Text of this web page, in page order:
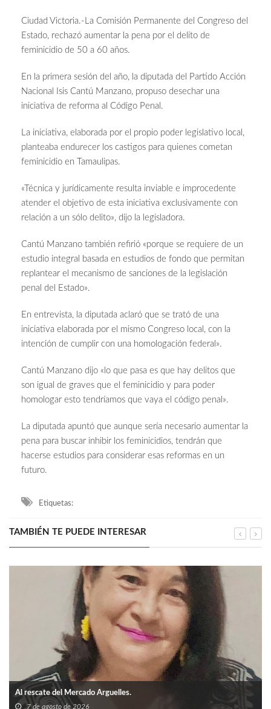
Ciudad Victoria.-La Comisión Permanente del Congreso del
Estado, rechazó aumentar la pena por el delito de
feminicidio de 50 a 60 años.
En la primera sesión del año, la diputada del Partido Acción
Nacional Isis Cantú Manzano, propuso desechar una
iniciativa de reforma al Código Penal.
La iniciativa, elaborada por el propio poder legislativo local,
planteaba endurecer los castigos para quienes cometan
feminicidio en Tamaulipas.
«Técnica y jurídicamente resulta inviable e improcedente
atender el objetivo de esta iniciativa exclusivamente con
relación a un sólo delito», dijo la legisladora.
Cantú Manzano también refirió «porque se requiere de un
estudio integral basada en estudios de fondo que permitan
replantear el mecanismo de sanciones de la legislación
penal del Estado».
En entrevista, la diputada aclaró que se trató de una
iniciativa elaborada por el mismo Congreso local, con la
intención de cumplir con una homologación federal».
Cantú Manzano dijo «lo que pasa es que hay delitos que
son igual de graves que el feminicidio y para poder
homologar esto tendríamos que vaya el código penal».
La diputada apuntó que aunque sería necesario aumentar la
pena para buscar inhibir los feminicidios, tendrán que
hacerse estudios para considerar esas reformas en un
futuro.
Etiquetas:
TAMBIÉN TE PUEDE INTERESAR
Al rescate del Mercado Arguelles.
7 de agosto de 2026